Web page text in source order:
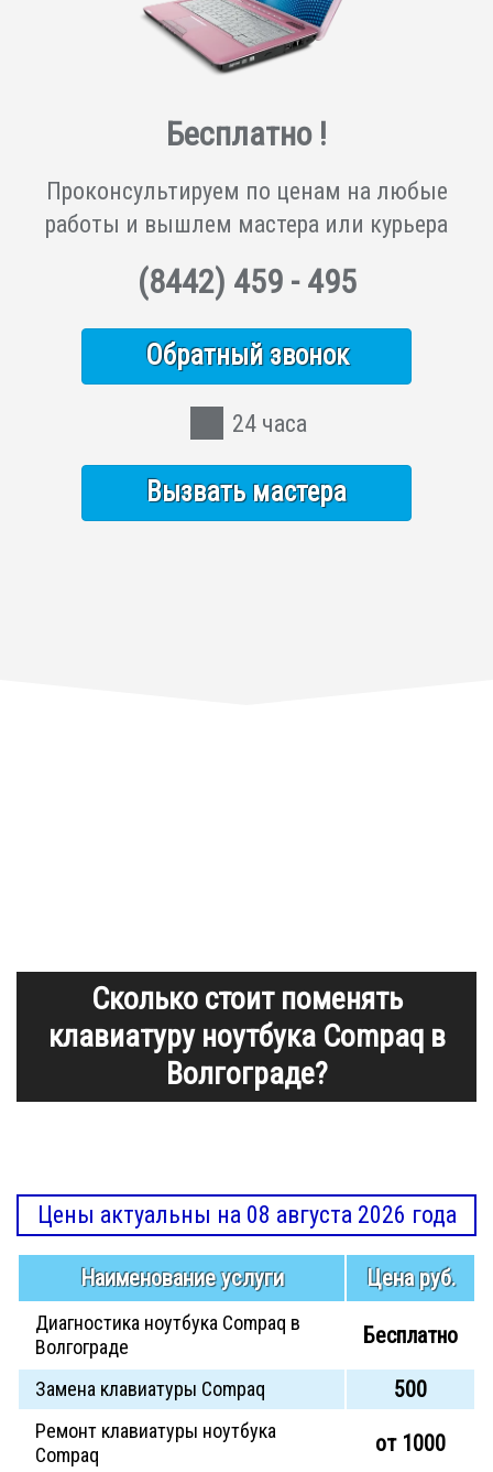
Бесплатно !
Проконсультируем по ценам на любые
работы и вышлем мастера или курьера
(8442) 459 - 495
Обратный звонок
24 часа
Вызвать мастера
Сколько стоит поменять
клавиатуру ноутбука Compaq в
Волгограде?
Цены актуальны на 08 августа 2026 года
Наименование услуги Цена руб.
Диагностика ноутбука Compaq в
Волгограде
Бесплатно
Замена клавиатуры Compaq 500
Ремонт клавиатуры ноутбука
Compaq
от 1000